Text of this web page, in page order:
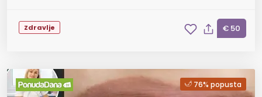
Zdravlje € 50
76% popusta